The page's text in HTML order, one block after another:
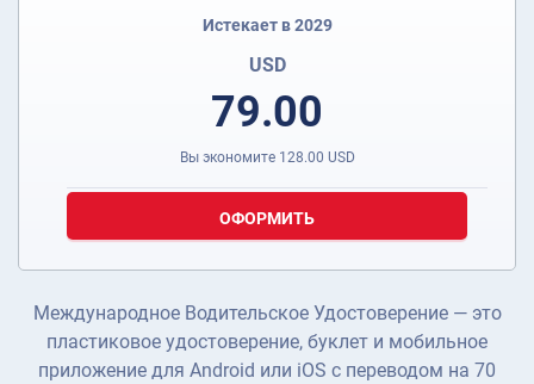
Истекает в 2029
USD
79.00
Вы экономите 128.00 USD
ОФОРМИТЬ
Международное Водительское Удостоверение — это
пластиковое удостоверение, буклет и мобильное
приложение для Android или iOS с переводом на 70